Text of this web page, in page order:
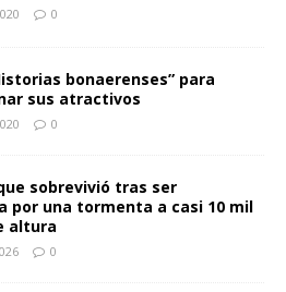
0
bonaerenses” para
sus atractivos
0
sobrevivió tras ser
por una tormenta a casi 10 mil
altura
0